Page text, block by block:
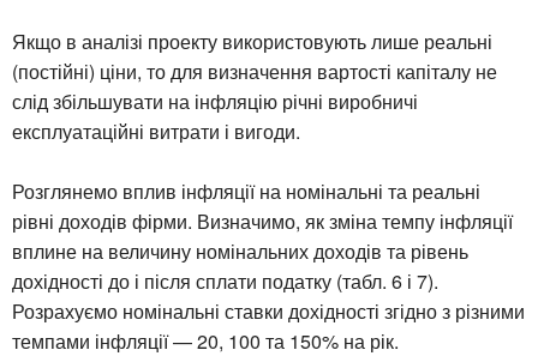
Якщо в аналізі проекту використовують лише реальні
(постійні) ціни, то для визначення вартості капіталу не
слід збільшувати на інфляцію річні виробничі
експлуатаційні витрати і вигоди.
Розглянемо вплив інфляції на номінальні та реальні
рівні доходів фірми. Визначимо, як зміна темпу інфляції
вплине на величину номінальних доходів та рівень
дохідності до і після сплати податку (табл. 6 і 7).
Розрахуємо номінальні ставки дохідності згідно з різними
темпами інфляції — 20, 100 та 150% на рік.